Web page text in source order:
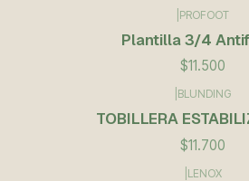
PROFOOT
Plantilla 3/4
$11.500
BLUNDING
TOBILLERA
$11.700
LENOX